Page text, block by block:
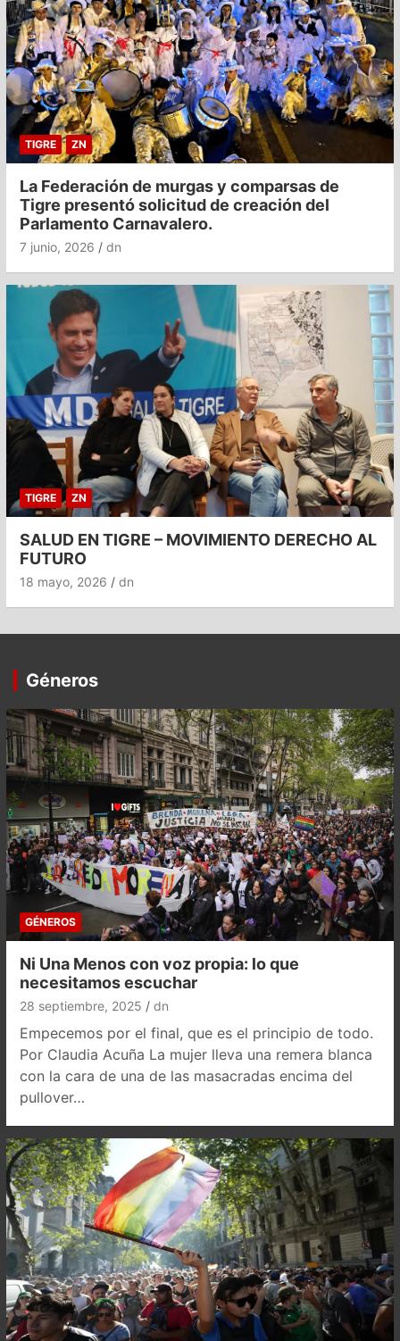
TIGRE ZN
La Federación de murgas y comparsas de
Tigre presentó solicitud de creación del
Parlamento Carnavalero.
7 junio, 2026 dn
TIGRE ZN
SALUD EN TIGRE – MOVIMIENTO DERECHO AL
FUTURO
18 mayo, 2026 dn
Géneros
GÉNEROS
Ni Una Menos con voz propia: lo que
necesitamos escuchar
28 septiembre, 2025 dn
Empecemos por el final, que es el principio de todo.
Por Claudia Acuña La mujer lleva una remera blanca
con la cara de una de las masacradas encima del
pullover…